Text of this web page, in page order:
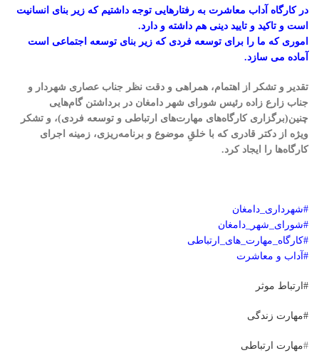
در کارگاه آداب معاشرت به رفتارهایی توجه داشتیم که زیر بنای انسانیت
است و تاکید و تایید دینی هم داشته و دارد.
اموری که ما را برای توسعه فردی که زیر بنای توسعه اجتماعی است
آماده می سازد.
تقدیر و تشکر از اهتمام، همراهی و دقت نظر جناب عصاری شهردار و
جناب زارع زاده رئیس شورای شهر دامغان در برداشتن گام‌هایی
چنین(برگزاری کارگاه‌های مهارت‌های ارتباطی و توسعه فردی)، و تشکر
ویژه از دکتر قادری که با خلقِ موضوع و برنامه‌ریزی، زمینه اجرای
کارگاه‌ها را ایجاد کرد.
#شهرداری_دامغان
#شورای_شهر_دامغان
#کارگاه_مهارت_های_ارتباطی
#آداب و معاشرت
#ارتباط موثر
#مهارت زندگی
#مهارت ارتباطی